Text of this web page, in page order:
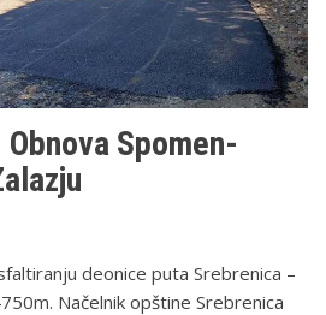
Spomen-
deonice puta Srebrenica –
Načelnik opštine Srebrenica